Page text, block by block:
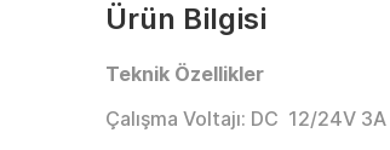
Ürün Bilgisi
Teknik Özellikler
Çalışma Voltajı: DC 12/24V 3A